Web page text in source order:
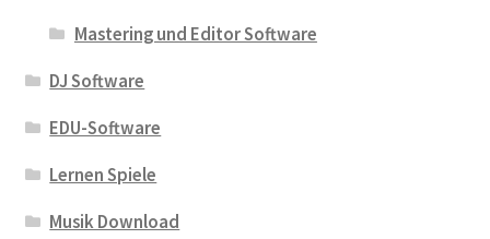
Mastering und Editor Software
DJ Software
EDU-Software
Lernen Spiele
Musik Download